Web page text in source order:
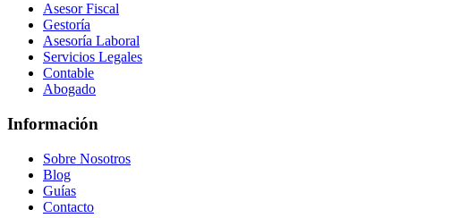
Asesor Fiscal
Gestoría
Asesoría Laboral
Servicios Legales
Contable
Abogado
Información
Sobre Nosotros
Blog
Guías
Contacto